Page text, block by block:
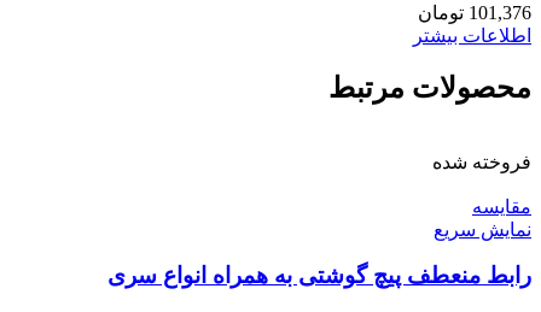
101,376 تومان
اطلاعات بیشتر
محصولات مرتبط
فروخته شده
مقايسه
نمایش سریع
رابط منعطف پیچ گوشتی به همراه انواع سری